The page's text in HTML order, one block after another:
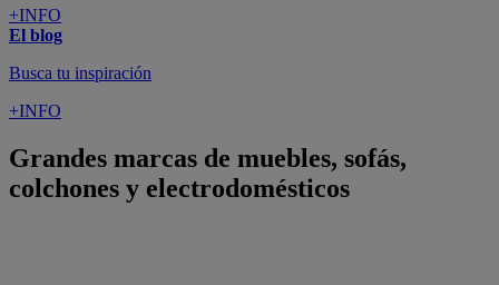
+INFO
El blog
Busca tu inspiración
+INFO
Grandes marcas de muebles, sofás,
colchones y electrodomésticos